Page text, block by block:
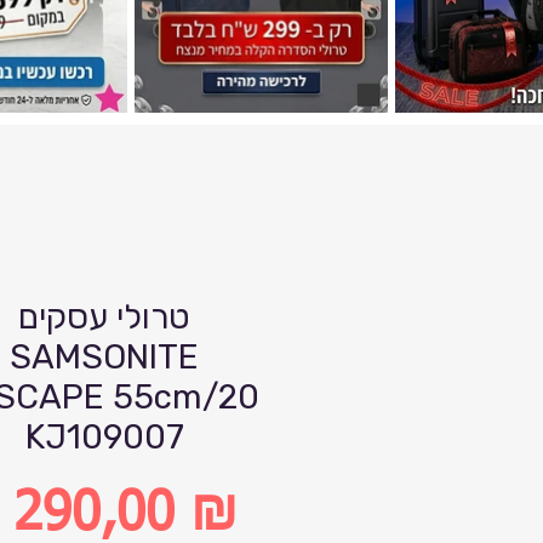
טרולי עסקים
SAMSONITE
55cm/20
KJ109007
290,00 ₪